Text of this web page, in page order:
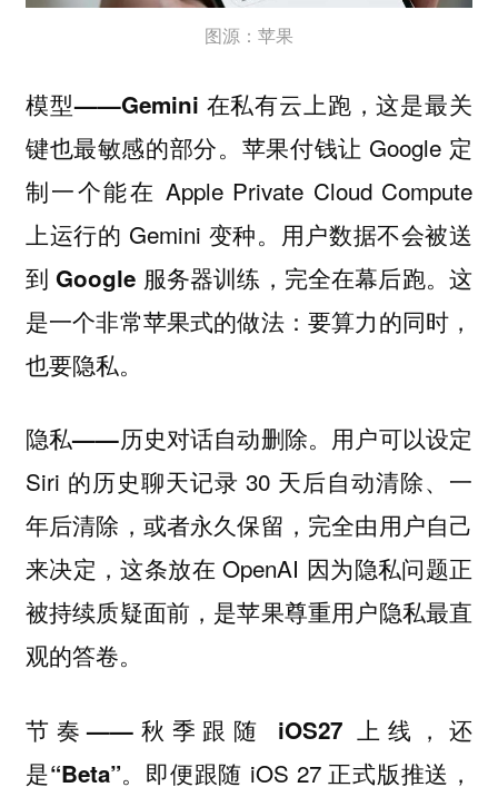
图源：苹果
模型——Gemini 在私有云上跑，这是最关
键也最敏感的部分。苹果付钱让 Google 定
制一个能在 Apple Private Cloud Compute
上运行的 Gemini 变种。 用户数据不会被送
到 Google 服务器训练，完全在幕后跑。这
是一个非常苹果式的做法：要算力的同时，
也要隐私。
隐私——历史对话自动删除。 用户可以设定
Siri 的历史聊天记录 30 天后自动清除、一
年后清除，或者永久保留，完全由用户自己
来决定，这条放在 OpenAI 因为隐私问题正
被持续质疑面前，是苹果尊重用户隐私最直
观的答卷。
节奏——秋季跟随 iOS27 上线，还
是“Beta”。 即便跟随 iOS 27 正式版推送，